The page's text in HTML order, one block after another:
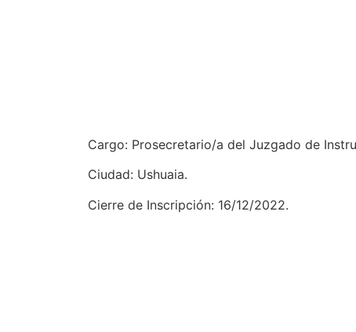
Cargo: Prosecretario/a del Juzgado de
Ciudad: Ushuaia.
Cierre de Inscripción: 16/12/2022.